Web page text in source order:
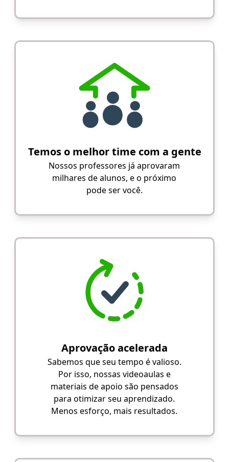
Temos o melhor time com a gente
Nossos professores já aprovaram
milhares de alunos, e o próximo
pode ser você.
Aprovação acelerada
Sabemos que seu tempo é valioso.
Por isso, nossas videoaulas e
materiais de apoio são pensados
para otimizar seu aprendizado.
Menos esforço, mais resultados.